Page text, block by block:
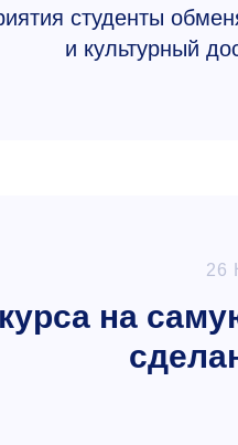
студенты
и культурный
26
на